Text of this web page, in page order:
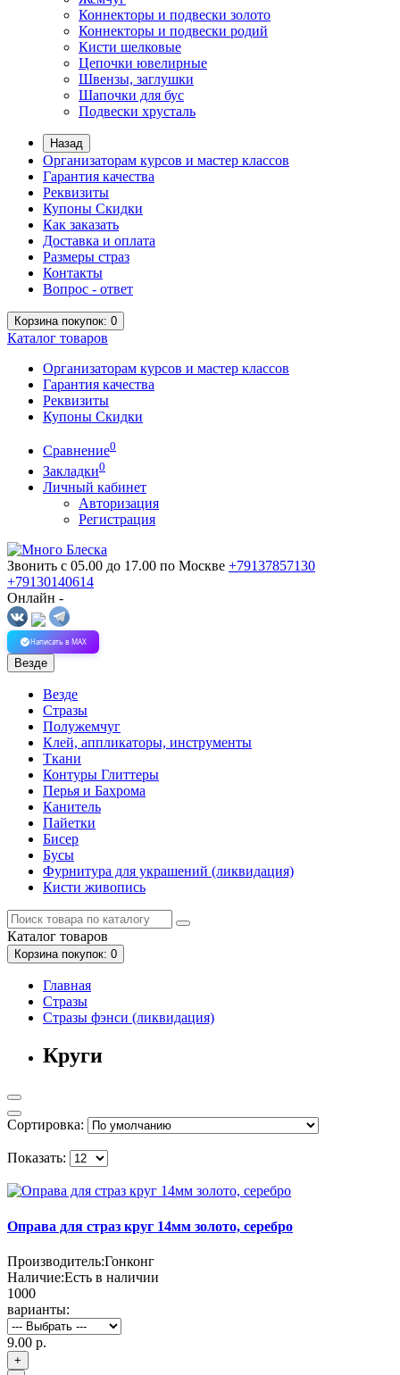
Коннекторы и подвески золото
Коннекторы и подвески родий
Кисти шелковые
Цепочки ювелирные
Швензы, заглушки
Шапочки для бус
Подвески хрусталь
Назад
Организаторам курсов и мастер классов
Гарантия качества
Реквизиты
Купоны Скидки
Как заказать
Доставка и оплата
Размеры страз
Контакты
Вопрос - ответ
Корзинапокупок: 0
Каталог товаров
Организаторам курсов и мастер классов
Гарантия качества
Реквизиты
Купоны Скидки
Сравнение0
Закладки0
Личный кабинет
Авторизация
Регистрация
Звонить с 05.00 до 17.00 по Москве +79137857130
+79130140614
Онлайн -
Написать в MAX
Везде
Везде
Стразы
Полужемчуг
Клей, аппликаторы, инструменты
Ткани
Контуры Глиттеры
Перья и Бахрома
Канитель
Пайетки
Бисер
Бусы
Фурнитура для украшений (ликвидация)
Кисти живопись
Каталог товаров
Корзина покупок: 0
Главная
Стразы
Стразы фэнси (ликвидация)
Круги
Сортировка:
Показать:
Оправа для страз круг 14мм золото, серебро
Производитель:Гонконг
Наличие:Есть в наличии
1000
варианты:
9.00 р.
+